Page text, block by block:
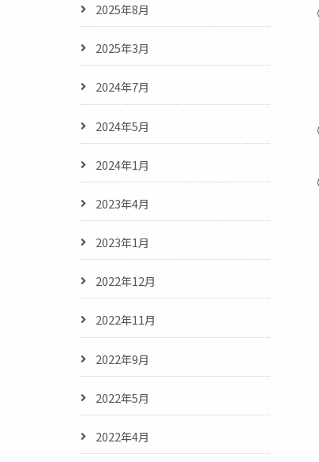
2025年8月
2025年3月
2024年7月
2024年5月
2024年1月
2023年4月
2023年1月
2022年12月
2022年11月
2022年9月
2022年5月
2022年4月